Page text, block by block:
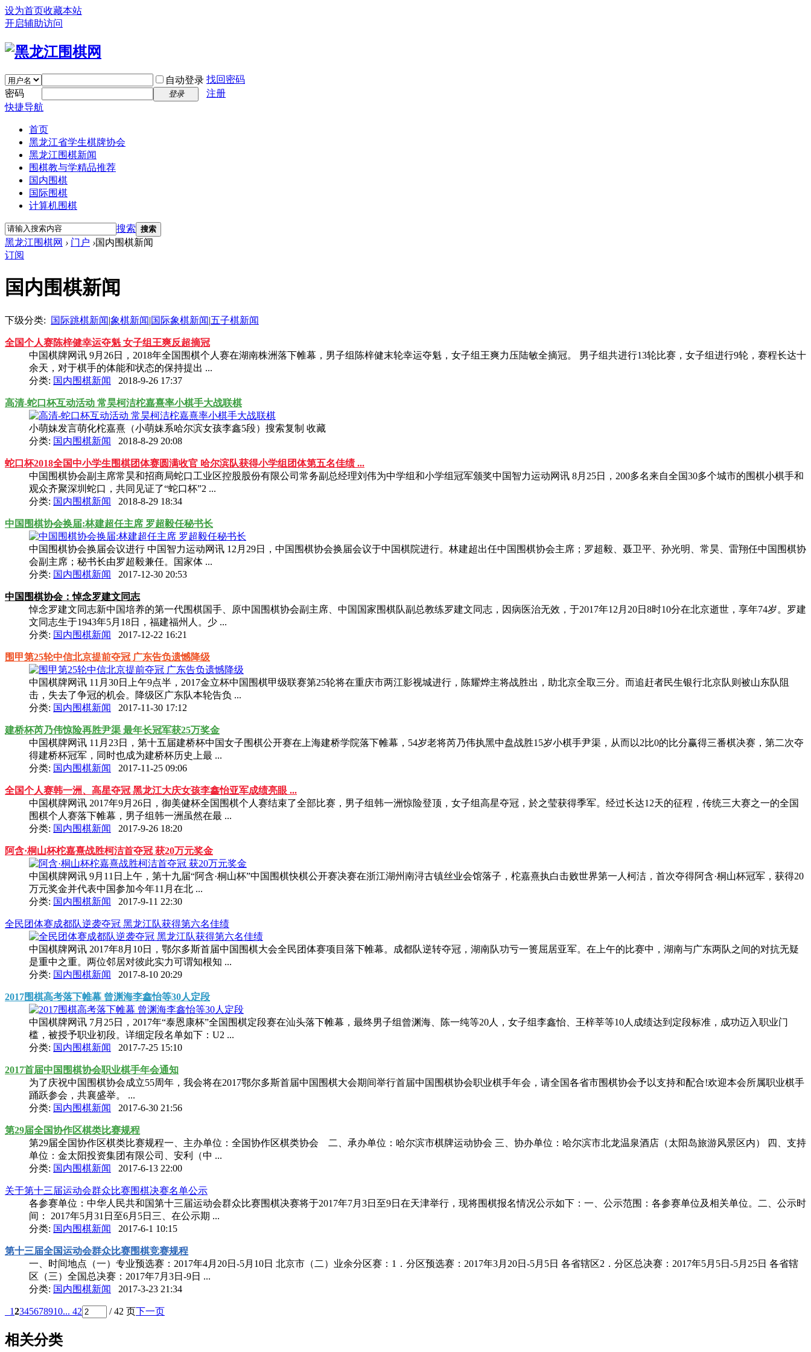
设为首页收藏本站
开启辅助访问
自动登录 找回密码
密码
登录
注册
快捷导航
首页
黑龙江省学生棋牌协会
黑龙江围棋新闻
围棋教与学精品推荐
国内围棋
国际围棋
计算机围棋
搜索 搜索
黑龙江围棋网 › 门户 ›国内围棋新闻
订阅
国内围棋新闻
下级分类: 国际跳棋新闻|象棋新闻|国际象棋新闻|五子棋新闻
全国个人赛陈梓健幸运夺魁 女子组王爽反超摘冠
中国棋牌网讯 9月26日，2018年全国围棋个人赛在湖南株洲落下帷幕，男子组陈梓健末轮幸运夺魁，女子组王爽力压陆敏全摘冠。 男子组共进行13轮比赛，女子组进行9轮，赛程长达十
余天，对于棋手的体能和状态的保持提出 ...
分类: 国内围棋新闻 2018-9-26 17:37
高清-蛇口杯互动活动 常昊柯洁柁嘉熹率小棋手大战联棋
小萌妹发言萌化柁嘉熹（小萌妹系哈尔滨女孩李鑫5段）搜索复制 收藏
分类: 国内围棋新闻 2018-8-29 20:08
蛇口杯2018全国中小学生围棋团体赛圆满收官 哈尔滨队获得小学组团体第五名佳绩 ...
中国围棋协会副主席常昊和招商局蛇口工业区控股股份有限公司常务副总经理刘伟为中学组和小学组冠军颁奖中国智力运动网讯 8月25日，200多名来自全国30多个城市的围棋小棋手和
观众齐聚深圳蛇口，共同见证了“蛇口杯”2 ...
分类: 国内围棋新闻 2018-8-29 18:34
中国围棋协会换届:林建超任主席 罗超毅任秘书长
中国围棋协会换届会议进行 中国智力运动网讯 12月29日，中国围棋协会换届会议于中国棋院进行。林建超出任中国围棋协会主席；罗超毅、聂卫平、孙光明、常昊、雷翔任中国围棋协
会副主席；秘书长由罗超毅兼任。国家体 ...
分类: 国内围棋新闻 2017-12-30 20:53
中国围棋协会：悼念罗建文同志
悼念罗建文同志新中国培养的第一代围棋国手、原中国围棋协会副主席、中国国家围棋队副总教练罗建文同志，因病医治无效，于2017年12月20日8时10分在北京逝世，享年74岁。罗建
文同志生于1943年5月18日，福建福州人。少 ...
分类: 国内围棋新闻 2017-12-22 16:21
围甲第25轮中信北京提前夺冠 广东告负遗憾降级
中国棋牌网讯 11月30日上午9点半，2017金立杯中国围棋甲级联赛第25轮将在重庆市两江影视城进行，陈耀烨主将战胜出，助北京全取三分。而追赶者民生银行北京队则被山东队阻
击，失去了争冠的机会。降级区广东队本轮告负 ...
分类: 国内围棋新闻 2017-11-30 17:12
建桥杯芮乃伟惊险再胜尹渠 最年长冠军获25万奖金
中国棋牌网讯 11月23日，第十五届建桥杯中国女子围棋公开赛在上海建桥学院落下帷幕，54岁老将芮乃伟执黑中盘战胜15岁小棋手尹渠，从而以2比0的比分赢得三番棋决赛，第二次夺
得建桥杯冠军，同时也成为建桥杯历史上最 ...
分类: 国内围棋新闻 2017-11-25 09:06
全国个人赛韩一洲、高星夺冠 黑龙江大庆女孩李鑫怡亚军成绩亮眼 ...
中国棋牌网讯 2017年9月26日，御美健杯全国围棋个人赛结束了全部比赛，男子组韩一洲惊险登顶，女子组高星夺冠，於之莹获得季军。经过长达12天的征程，传统三大赛之一的全国
围棋个人赛落下帷幕，男子组韩一洲虽然在最 ...
分类: 国内围棋新闻 2017-9-26 18:20
阿含·桐山杯柁嘉熹战胜柯洁首夺冠 获20万元奖金
中国棋牌网讯 9月11日上午，第十九届“阿含·桐山杯”中国围棋快棋公开赛决赛在浙江湖州南浔古镇丝业会馆落子，柁嘉熹执白击败世界第一人柯洁，首次夺得阿含·桐山杯冠军，获得20
万元奖金并代表中国参加今年11月在北 ...
分类: 国内围棋新闻 2017-9-11 22:30
全民团体赛成都队逆袭夺冠 黑龙江队获得第六名佳绩
中国棋牌网讯 2017年8月10日，鄂尔多斯首届中国围棋大会全民团体赛项目落下帷幕。成都队逆转夺冠，湖南队功亏一篑屈居亚军。在上午的比赛中，湖南与广东两队之间的对抗无疑
是重中之重。两位邻居对彼此实力可谓知根知 ...
分类: 国内围棋新闻 2017-8-10 20:29
2017围棋高考落下帷幕 曾渊海李鑫怡等30人定段
中国棋牌网讯 7月25日，2017年“泰恩康杯”全国围棋定段赛在汕头落下帷幕，最终男子组曾渊海、陈一纯等20人，女子组李鑫怡、王梓莘等10人成绩达到定段标准，成功迈入职业门
槛，被授予职业初段。详细定段名单如下：U2 ...
分类: 国内围棋新闻 2017-7-25 15:10
2017首届中国围棋协会职业棋手年会通知
为了庆祝中国围棋协会成立55周年，我会将在2017鄂尔多斯首届中国围棋大会期间举行首届中国围棋协会职业棋手年会，请全国各省市围棋协会予以支持和配合!欢迎本会所属职业棋手
踊跃参会，共襄盛举。 ...
分类: 国内围棋新闻 2017-6-30 21:56
第29届全国协作区棋类比赛规程
第29届全国协作区棋类比赛规程一、主办单位：全国协作区棋类协会 二、承办单位：哈尔滨市棋牌运动协会 三、协办单位：哈尔滨市北龙温泉酒店（太阳岛旅游风景区内） 四、支持
单位：金太阳投资集团有限公司、安利（中 ...
分类: 国内围棋新闻 2017-6-13 22:00
关于第十三届运动会群众比赛围棋决赛名单公示
各参赛单位：中华人民共和国第十三届运动会群众比赛围棋决赛将于2017年7月3日至9日在天津举行，现将围棋报名情况公示如下：一、公示范围：各参赛单位及相关单位。二、公示时
间： 2017年5月31日至6月5日三、在公示期 ...
分类: 国内围棋新闻 2017-6-1 10:15
第十三届全国运动会群众比赛围棋竞赛规程
一、时间地点（一）专业预选赛：2017年4月20日-5月10日 北京市（二）业余分区赛：1．分区预选赛：2017年3月20日-5月5日 各省辖区2．分区总决赛：2017年5月5日-5月25日 各省辖
区（三）全国总决赛：2017年7月3日-9日 ...
分类: 国内围棋新闻 2017-3-23 21:34
12345678910... 42 / 42 页下一页
相关分类